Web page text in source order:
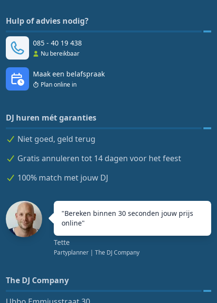
Hulp of advies nodig?
085 - 40 19 438
Nu bereikbaar
Maak een belafspraak
Plan online in
DJ huren mét garanties
Niet goed, geld terug
Gratis annuleren tot 14 dagen voor het feest
100% match met jouw DJ
"Bereken binnen 30 seconden jouw prijs
online"
Tette
Partyplanner | The DJ Company
The DJ Company